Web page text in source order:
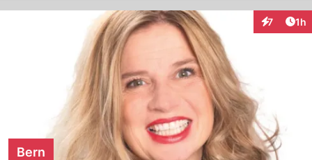
7 1h
Bern